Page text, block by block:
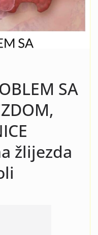
koja žena
Čede
vidite o kome
bit dobro!
SA
žlijezda